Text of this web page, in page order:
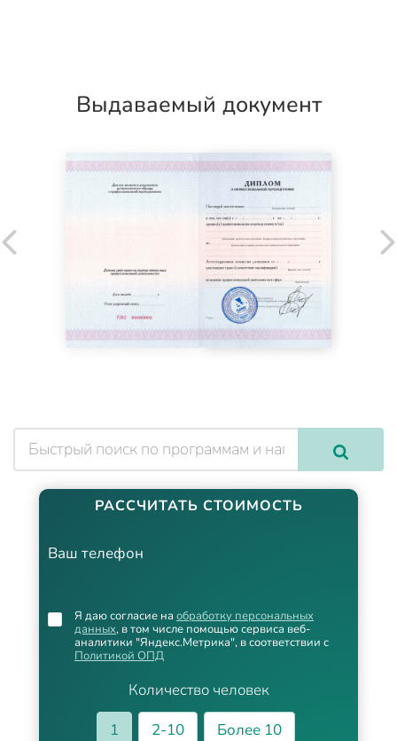
Выдаваемый документ
РАССЧИТАТЬ СТОИМОСТЬ
Ваш телефон
Количество человек
1
2-10
Более 10
Я даю согласие на обработку персональных
данных, в том числе помощью сервиса веб-
аналитики "Яндекс.Метрика", в соответствии с
Политикой ОПД